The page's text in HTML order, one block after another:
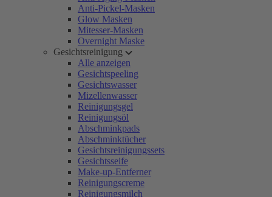
Anti-Pickel-Masken
Glow Masken
Mitesser-Masken
Overnight Maske
Gesichtsreinigung
Alle anzeigen
Gesichtspeeling
Gesichtswasser
Mizellenwasser
Reinigungsgel
Reinigungsöl
Abschminkpads
Abschminktücher
Gesichtsreinigungssets
Gesichtsseife
Make-up-Entferner
Reinigungscreme
Reinigungsmilch